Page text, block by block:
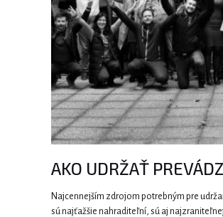
AKO UDRŽAŤ
Najcennejším zdrojom potrebným pre
sú najťažšie nahraditeľní, sú aj